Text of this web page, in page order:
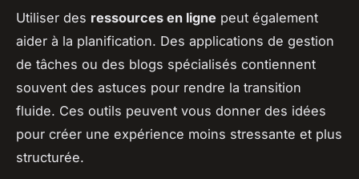
Utiliser des ressources en ligne peut également
aider à la planification. Des applications de gestion
de tâches ou des blogs spécialisés contiennent
souvent des astuces pour rendre la transition
fluide. Ces outils peuvent vous donner des idées
pour créer une expérience moins stressante et plus
structurée.